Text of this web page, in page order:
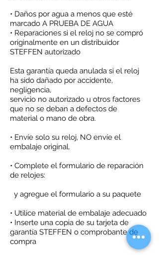
• Daños por agua a menos que esté
marcado A PRUEBA DE AGUA
• Reparaciones si el reloj no se compró
originalmente en un distribuidor
STEFFEN autorizado
Esta garantía queda anulada si el reloj
ha sido dañado por accidente,
negligencia,
servicio no autorizado u otros factores
que no se deban a defectos de
material o mano de obra.
• Envíe solo su reloj, NO envíe el
embalaje original.
• Complete el formulario de reparación
de relojes:
y agregue el formulario a su paquete
• Utilice material de embalaje adecuado
• Inserte una copia de su tarjeta de
garantía STEFFEN o comprobante de
compra